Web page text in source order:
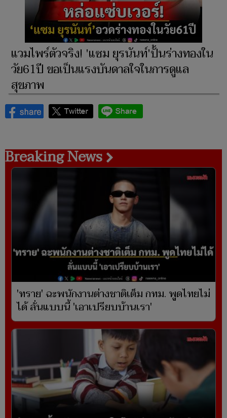
แวมไพร์ตัวจริง! 'แซม ยุรนันท์'ปั้นร่างทองใน
วัย61ปี ขอเป็นแรงบันดาลใจในการดูแล
สุขภาพ
Breaking News
'ทราย' ฉะพนักงานต่างชาติเต็ม กทม. พูดไทยไม่
ได้ ลั่นแบบนี้ 'เอาเปรียบบ้านเรา'